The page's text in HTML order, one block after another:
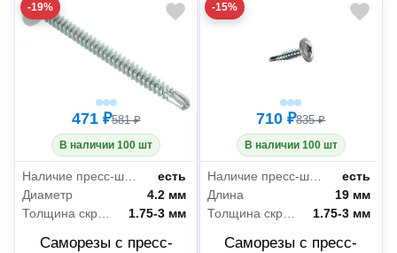
-19%
471 ₽581 ₽
В наличии 100 шт
Наличие пресс-шайбы
есть
Диаметр
4.2 мм
1.75-3 мм
Саморезы с пресс-
-15%
710 ₽835 ₽
В наличии 100 шт
Наличие пресс-шайбы
есть
Длина
19 мм
Толщина скрепляемых материалов
1.75-3 мм
Саморезы с пресс-